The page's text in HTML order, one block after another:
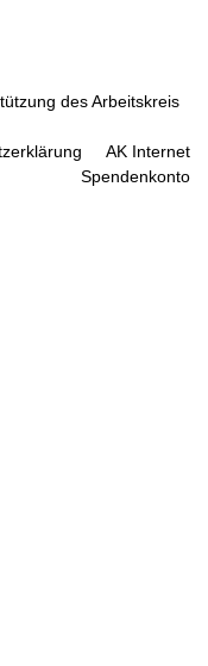
des Arbeitskreis
AK Internet
Spendenkonto